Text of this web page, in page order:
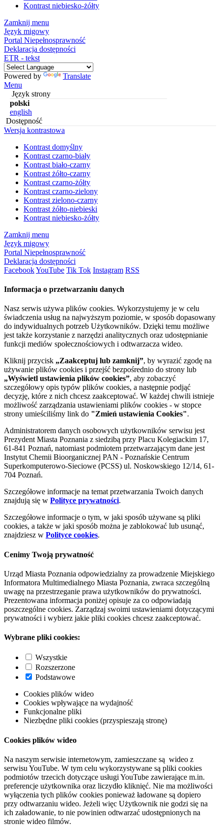
Kontrast niebiesko-żółty
Zamknij menu
Język migowy
Portal Niepełnosprawność
Deklaracja dostępności
ETR - tekst
Powered by
Translate
Menu
Język strony
polski
english
Dostępność
Wersja kontrastowa
Kontrast domyślny
Kontrast czarno-biały
Kontrast biało-czarny
Kontrast żółto-czarny
Kontrast czarno-żółty
Kontrast czarno-zielony
Kontrast zielono-czarny
Kontrast żółto-niebieski
Kontrast niebiesko-żółty
Zamknij menu
Język migowy
Portal Niepełnosprawność
Deklaracja dostępności
FacebookYouTube Tik Tok Instagram RSS
Informacja o przetwarzaniu danych
Nasz serwis używa plików cookies. Wykorzystujemy je w celu
świadczenia usług na najwyższym poziomie, w sposób dopasowany
do indywidualnych potrzeb Użytkowników. Dzięki temu możliwe
jest także korzystanie z narzędzi analitycznych oraz udostępnianie
funkcji mediów społecznościowych i odtwarzacza wideo.
Kliknij przycisk „Zaakceptuj lub zamknij”, by wyrazić zgodę na
używanie plików cookies i przejść bezpośrednio do strony lub
„Wyświetl ustawienia plików cookies”, aby zobaczyć
szczegółowy opis typów plików cookies, a następnie podjąć
decyzję, które z nich chcesz zaakceptować. W każdej chwili istnieje
możliwość zarządzania ustawieniami plików cookies - w stopce
strony umieściliśmy link do "Zmień ustawienia Cookies".
Administratorem danych osobowych użytkowników serwisu jest
Prezydent Miasta Poznania z siedzibą przy Placu Kolegiackim 17,
61-841 Poznań, natomiast podmiotem przetwarzającym dane jest
Instytut Chemii Bioorganicznej PAN - Poznańskie Centrum
Superkomputerowo-Sieciowe (PCSS) ul. Noskowskiego 12/14, 61-
704 Poznań.
Szczegółowe informacje na temat przetwarzania Twoich danych
znajdują się w Polityce prywatności.
Szczegółowe informacje o tym, w jaki sposób używane są pliki
cookies, a także w jaki sposób można je zablokować lub usunąć,
znajdziesz w Polityce cookies.
Cenimy Twoją prywatność
Urząd Miasta Poznania odpowiedzialny za prowadzenie Miejskiego
Informatora Multimedialnego Miasta Poznania, zwraca szczególną
uwagę na przestrzeganie prawa użytkowników do prywatności.
Prezentowana informacja poniżej opisuje za co odpowiadają
poszczególne cookies. Zarządzaj swoimi ustawieniami dotyczącymi
prywatności i wybierz jakie pliki cookies chcesz zaakceptować.
Wybrane pliki cookies:
Wszystkie
Rozszerzone
Podstawowe
Cookies plików wideo
Cookies wpływające na wydajność
Funkcjonalne pliki
Niezbędne pliki cookies (przyspieszają stronę)
Cookies plików wideo
Na naszym serwisie internetowym, zamieszczane są wideo z
serwisu YouTube. W tym celu wykorzystywane są pliki cookies
podmiotów trzecich dotyczące usługi YouTube zawierające m.in.
preferencje użytkownika oraz liczydło kliknięć. Nie ma możliwości
wyłączenia tych plików cookies ponieważ ładowane są dopiero
przy odtwarzaniu wideo. Jeżeli więc Użytkownik nie godzi się na
ich załadowanie, to nie powinien odtwarzać udostępnionych na
stronie wideo filmów.